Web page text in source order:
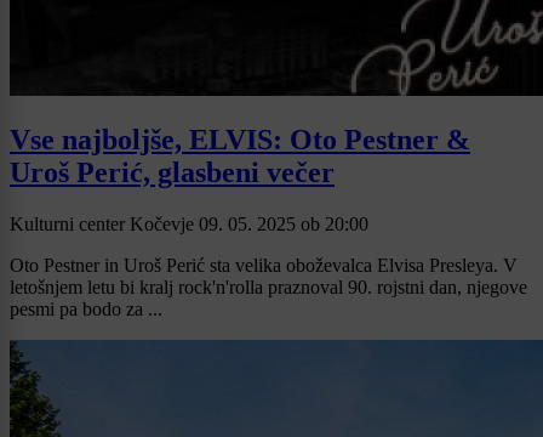
Vse najboljše, ELVIS: Oto Pestner &
Uroš Perić, glasbeni večer
Kulturni center Kočevje 09. 05. 2025 ob 20:00
Oto Pestner in Uroš Perić sta velika oboževalca Elvisa Presleya. V
letošnjem letu bi kralj rock'n'rolla praznoval 90. rojstni dan, njegove
pesmi pa bodo za ...